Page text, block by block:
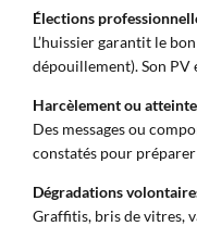
Élections
L’huissier garantit le
dépouillement). Son
Harcèlement ou
Des messages ou
constatés pour
Dégradations
Graffitis, bris de vitres,